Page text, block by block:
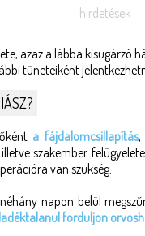
hirdetések
azaz a lábba kisugárzó
tüneteiként
a fájdalomcsillapítás,
szakember
van szükség.
napon belül
forduljon